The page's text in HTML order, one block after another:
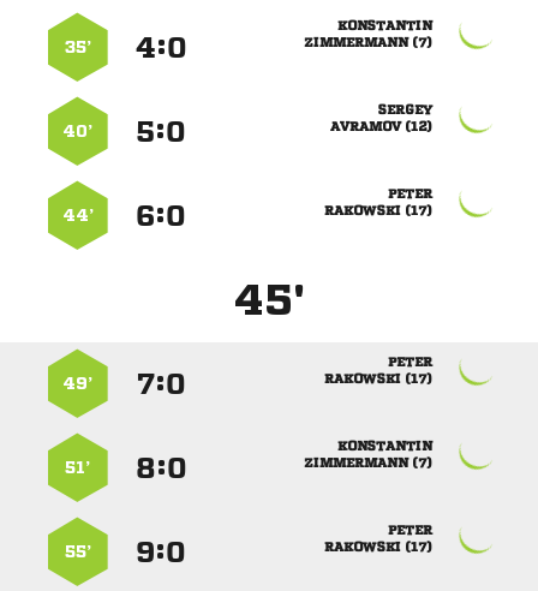

 
:
35’

 
:
40’

 
:
44’
45'

 
:
49’

 
:
51’

 
:
55’